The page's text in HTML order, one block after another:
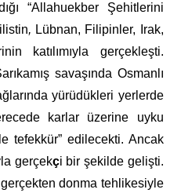
“Allahuekber Şehitlerini
, Lübnan, Filipinler, Irak,
katılımıyla gerçekleşti.
savaşında Osmanlı
yürüdükleri yerlerde
karlar üzerine uyku
tefekkür” edilecekti. Ancak
gerçekçi bir şekilde gelişti.
donma tehlikesiyle